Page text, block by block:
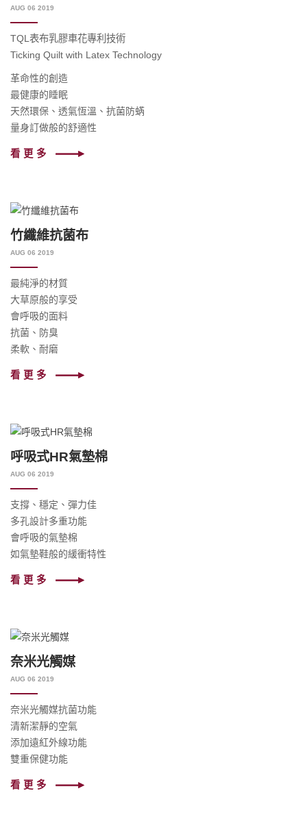
AUG 06 2019
TQL表布乳膠車花專利技術
Ticking Quilt with Latex Technology
革命性的創造
最健康的睡眠
天然環保、透氣恆溫、抗菌防蜹
量身訂做般的舒適性
看更多
竹纖維抗菌布
AUG 06 2019
最純淨的材質
大草原般的享受
會呼吸的面料
抗菌、防臭
柔軟、耐磨
看更多
呼吸式HR氣墊棉
AUG 06 2019
支撐、穩定、彈力佳
多孔設計多重功能
會呼吸的氣墊棉
如氣墊鞋般的緩衝特性
看更多
奈米光觸媒
AUG 06 2019
奈米光觸媒抗菌功能
清新潔靜的空氣
添加遠紅外線功能
雙重保健功能
看更多